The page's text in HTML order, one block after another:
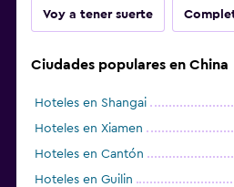
Voy a tener suerte
Ciudades populares en China
Hoteles en Shangai
Hoteles en Xiamen
Hoteles en Cantón
Hoteles en Guilin